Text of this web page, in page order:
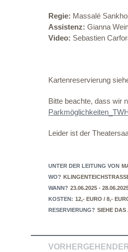
Regie: Massalé
Assistenz: Gianna
Video: Sebastien
Kartenreservierung
Bitte beachte, dass wir
Leider ist der
UNTER DER LEITUNG VON
WO? KLINGENTEICHSTRASSE
WANN? 23.06.2025 -
KOSTEN: 12,- EURO / 8,-
RESERVIERUNG? SIEHE DAS